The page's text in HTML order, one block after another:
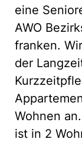
eine
AWO
franken.
der
Wohnen
ist in 2